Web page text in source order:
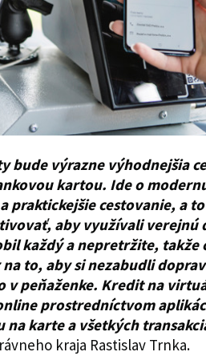
bude výrazne výhodnejšia
kartou. Ide o
praktickejšie cestovanie, a
aby využívali verejnú
každý a nepretržite, takže
to, aby si nezabudli
v peňaženke. Kredit na
prostredníctvom
karte a všetkých
kraja Rastislav Trnka.